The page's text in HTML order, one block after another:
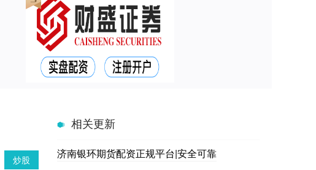
炒股
相关更新
济南银环期货配资正规平台|安全可靠